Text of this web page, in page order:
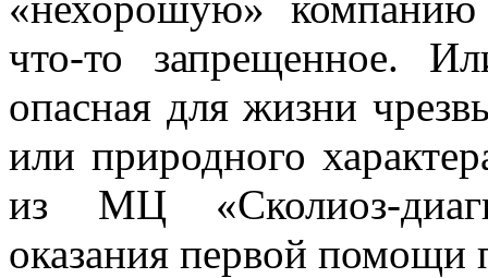
что-то запрещенное.
опасная для жизни
или природного
из МЦ «Сколиоз-
оказания первой помощи